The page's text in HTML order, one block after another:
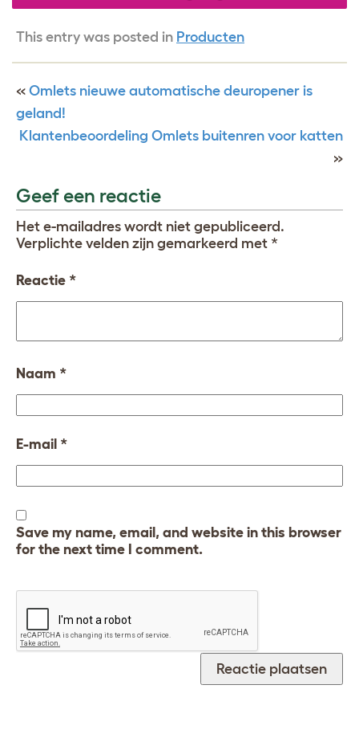
This entry was posted in Producten
« Omlets nieuwe automatische deuropener is
geland!
Klantenbeoordeling Omlets buitenren voor katten
»
Geef een reactie
Het e-mailadres wordt niet gepubliceerd.
Verplichte velden zijn gemarkeerd met *
Reactie *
Naam *
E-mail *
Save my name, email, and website in this browser
for the next time I comment.